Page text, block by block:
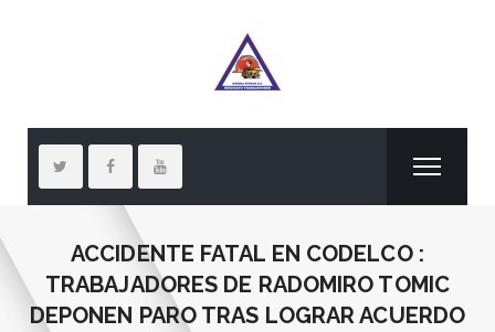
ACCIDENTE FATAL EN CODELCO :
TRABAJADORES DE RADOMIRO TOMIC
DEPONEN PARO TRAS LOGRAR ACUERDO